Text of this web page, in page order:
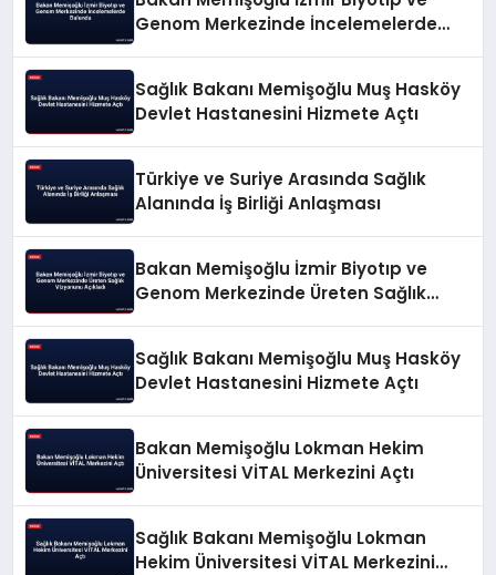
Genom Merkezinde İncelemelerde
Sağlık Bakanı Memişoğlu Muş Hasköy
Devlet Hastanesini Hizmete Açtı
Türkiye ve Suriye Arasında Sağlık
Alanında İş Birliği Anlaşması
Bakan Memişoğlu İzmir Biyotıp ve
Genom Merkezinde Üreten Sağlık
Sağlık Bakanı Memişoğlu Muş Hasköy
Devlet Hastanesini Hizmete Açtı
Bakan Memişoğlu Lokman Hekim
Üniversitesi VİTAL Merkezini Açtı
Sağlık Bakanı Memişoğlu Lokman
Hekim Üniversitesi VİTAL Merkezini